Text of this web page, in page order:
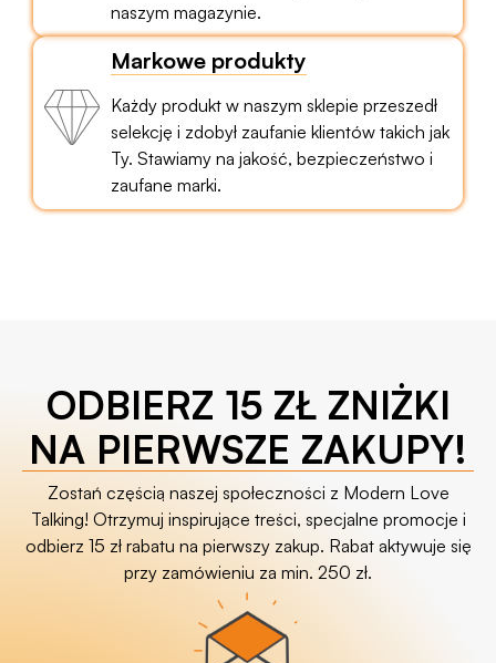
naszym magazynie.
Markowe produkty
Każdy produkt w naszym sklepie przeszedł
selekcję i zdobył zaufanie klientów takich jak
Ty. Stawiamy na jakość, bezpieczeństwo i
zaufane marki.
ODBIERZ 15 ZŁ ZNIŻKI
NA PIERWSZE ZAKUPY!
Zostań częścią naszej społeczności z Modern Love
Talking! Otrzymuj inspirujące treści, specjalne promocje i
odbierz 15 zł rabatu na pierwszy zakup. Rabat aktywuje się
przy zamówieniu za min. 250 zł.